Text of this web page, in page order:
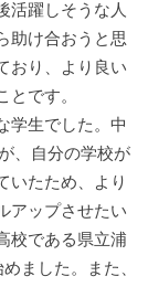
活躍しそうな人
助け合おうと思
おり、より良い
とです。
学生でした。中
、自分の学校が
いたため、より
アップさせたい
校である県立浦
ました。また、